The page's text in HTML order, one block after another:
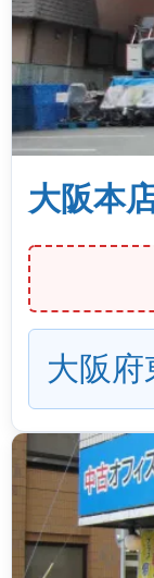
大阪本
大阪